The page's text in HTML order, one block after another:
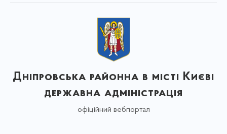
Дніпровська районна в місті Києві
державна адміністрація
офіційний вебпортал